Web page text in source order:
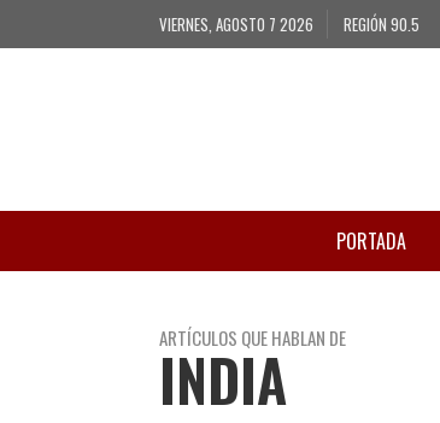
VIERNES, AGOSTO 7 2026 REGIÓN 90.5
PORTADA
ARTÍCULOS QUE HABLAN DE
INDIA